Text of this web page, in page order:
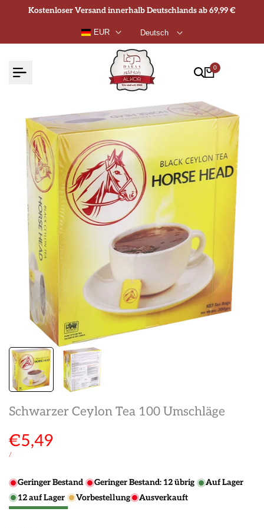
Kostenloser Versand innerhalb Deutschlands ab 69,99 €
EUR Deutsch
0
Schwarzer Ceylon Tea 100 Umschläge
Verkaufspreis
€5,49
STÜCKPREIS
/PRO
Geringer Bestand Geringer Bestand: 12übrig
Auf Lager
12auf Lager Vorbestellung Ausverkauft